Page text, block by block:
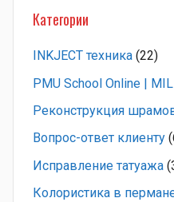
Категории
INKJECT техника (22)
PMU School Online |
Pеконструкция
Вопрос-ответ клиенту
Исправление татуажа
Колористика в